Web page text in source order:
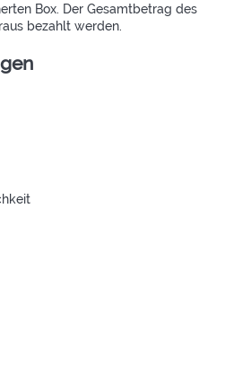
Box. Der Gesamtbetrag des
bezahlt werden.